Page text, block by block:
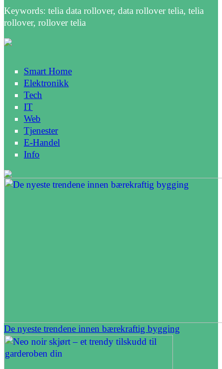
Keywords: telia data rollover, data rollover telia, telia
rollover, rollover telia
Smart Home
Elektronikk
Tech
IT
Web
Tjenester
E-Handel
Info
De nyeste trendene innen bærekraftig bygging